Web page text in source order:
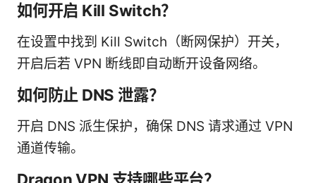
如何开启 Kill Switch？
在设置中找到 Kill Switch（断网保护）开关，
开启后若 VPN 断线即自动断开设备网络。
如何防止 DNS 泄露？
开启 DNS 派生保护，确保 DNS 请求通过 VPN
通道传输。